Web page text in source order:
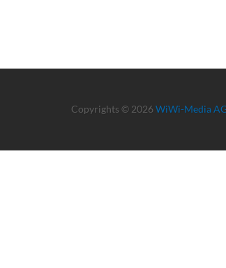
Copyrights © 2026 WiWi-Media